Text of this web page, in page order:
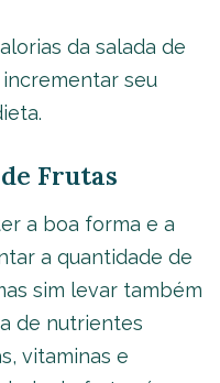
da salada de
seu
Frutas
a boa forma e a
a quantidade de
sim levar também
de nutrientes
vitaminas e